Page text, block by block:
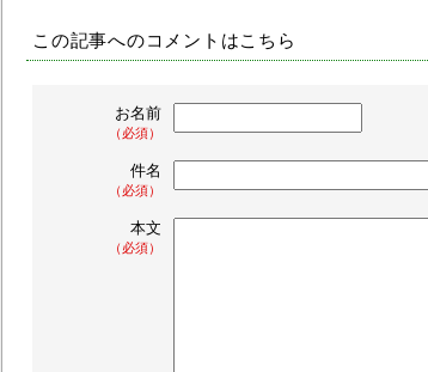
この記事へのコメントはこちら
お名前
（必須）
件名
（必須）
本文
（必須）